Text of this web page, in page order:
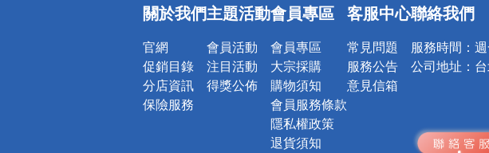
詐騙網頁！請小心！
關於我們
官網
促銷目錄
分店資訊
保險服務
主題活動
會員活動
注目活動
得獎公佈
會員專區
會員專區
大宗採購
購物須知
會員服務條款
隱私權政策
退貨須知
客服中心
常見問題
服務公告
意見信箱
聯絡我們
服務時間：
公司地址：